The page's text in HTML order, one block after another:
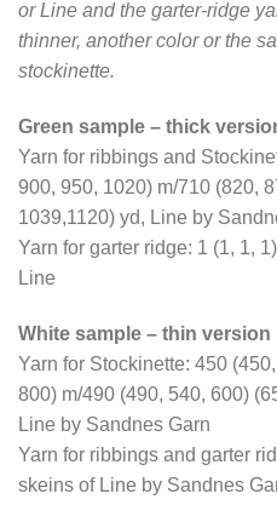
or Line and the garter-ridge
thinner, another color or the
stockinette.
Green sample – thick
Yarn for ribbings and
900, 950, 1020) m/710 (820,
1039,1120) yd, Line by
Yarn for garter ridge: 1 (1, 1,
Line
White sample – thin version
Yarn for Stockinette: 450
800) m/490 (490, 540, 600)
Line by Sandnes Garn
Yarn for ribbings and garter
skeins of Line by Sandnes